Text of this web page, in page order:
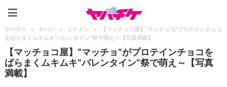
ヤバチケ > ヤバい > イケメン >
【マッチョコ屋】“マッチョ”がプロテインチョコ
をばらまくムキムキ“バレンタイン”祭で萌え～【写真満載】
【マッチョコ屋】“マッチョ”がプロテインチョコを
ばらまくムキムキ“バレンタイン”祭で萌え～【写真
満載】